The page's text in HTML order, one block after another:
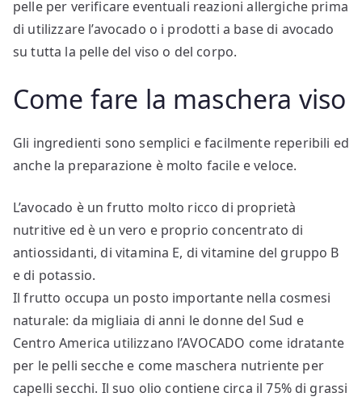
pelle per verificare eventuali reazioni allergiche prima
di utilizzare l’avocado o i prodotti a base di avocado
su tutta la pelle del viso o del corpo.
Come fare la maschera viso
Gli ingredienti sono semplici e facilmente reperibili ed
anche la preparazione è molto facile e veloce.
L’avocado è un frutto molto ricco di proprietà
nutritive ed è un vero e proprio concentrato di
antiossidanti, di vitamina E, di vitamine del gruppo B
e di potassio.
Il frutto occupa un posto importante nella cosmesi
naturale: da migliaia di anni le donne del Sud e
Centro America utilizzano l’AVOCADO come idratante
per le pelli secche e come maschera nutriente per
capelli secchi. Il suo olio contiene circa il 75% di grassi